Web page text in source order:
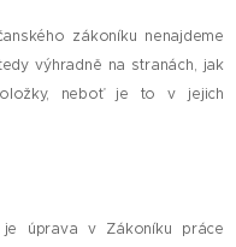
zákoníku nenajdeme
výhradně na stranách, jak
neboť je to v jejich
úprava v Zákoníku práce